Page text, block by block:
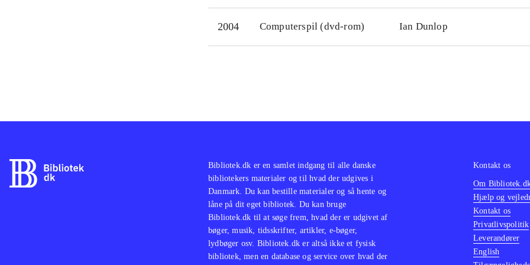
2004 Computerspil (dvd-rom) Ian Dunlop
Bibliotek.dk er en samlet indgang til alle danske
bibliotekers materialer og til hvad der udgives i
Danmark. Du kan bestille materialer og så hente og
låne på dit eget bibliotek. Du kan bruge
Bibliotek.dk til at søge frem, hvad der er udgivet af
bøger, musik, tidsskrifter, artikler, e-bøger,
lydbøger osv. Bibliotek.dk er altså ikke et fysisk
bibliotek, men en database og service over hvad der
Kontakt os
Om
Hjælp og
Kontakt os
Privatlivspolitik
Leverandører
English